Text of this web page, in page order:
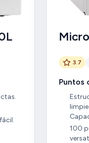
3.7
Puntos
100